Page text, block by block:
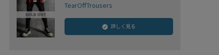
TearOffTrousers
詳しく見る